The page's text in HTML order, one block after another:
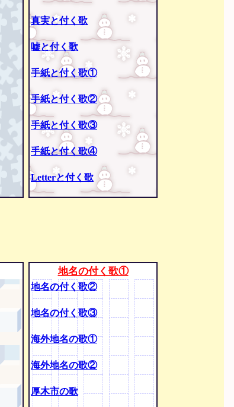
真実と付く歌
嘘と付く歌
手紙と付く歌①
手紙と付く歌②
手紙と付く歌③
手紙と付く歌④
Letterと付く歌
地名の付く歌①
地名の付く歌②
地名の付く歌③
海外地名の歌①
海外地名の歌②
厚木市の歌